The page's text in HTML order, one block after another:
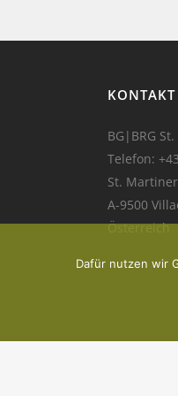
KONTAKT
BG|BRG
Telefon:
St.
A-9500
Österreich
Dafür nutzen wir